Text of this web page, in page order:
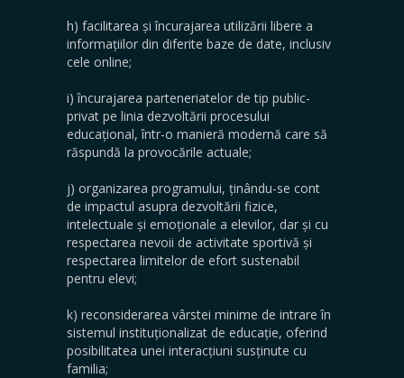
h) facilitarea și încurajarea utilizării libere a
informațiilor din diferite baze de date, inclusiv
cele online;
i) încurajarea parteneriatelor de tip public-
privat pe linia dezvoltării procesului
educațional, într-o manieră modernă care să
răspundă la provocările actuale;
j) organizarea programului, ținându-se cont
de impactul asupra dezvoltării fizice,
intelectuale și emoționale a elevilor, dar și cu
respectarea nevoii de activitate sportivă și
respectarea limitelor de efort sustenabil
pentru elevi;
k) reconsiderarea vârstei minime de intrare în
sistemul instituționalizat de educație, oferind
posibilitatea unei interacțiuni susținute cu
familia;